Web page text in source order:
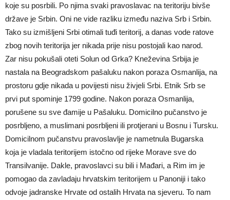
koje su posrbili. Po njima svaki pravoslavac na teritoriju bivše
države je Srbin. Oni ne vide razliku između naziva Srb i Srbin.
Tako su izmišljeni Srbi otimali tuđi teritorij, a danas vode ratove
zbog novih teritorija jer nikada prije nisu postojali kao narod.
Zar nisu pokušali oteti Solun od Grka? Kneževina Srbija je
nastala na Beogradskom pašaluku nakon poraza Osmanlija, na
prostoru gdje nikada u povijesti nisu živjeli Srbi. Etnik Srb se
prvi put spominje 1799 godine. Nakon poraza Osmanlija,
porušene su sve đamije u Pašaluku. Domicilno pučanstvo je
posrbljeno, a muslimani posrbljeni ili protjerani u Bosnu i Tursku.
Domicilnom pučanstvu pravoslavlje je nametnula Bugarska
koja je vladala teritorijem istočno od rijeke Morave sve do
Transilvanije. Dakle, pravoslavci su bili i Mađari, a Rim im je
pomogao da zavladaju hrvatskim teritorijem u Panoniji i tako
odvoje jadranske Hrvate od ostalih Hrvata na sjeveru. To nam